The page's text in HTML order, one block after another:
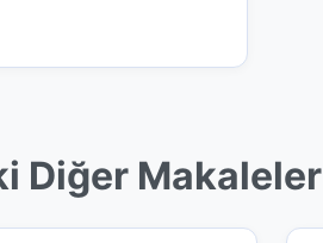
Diğer Makaleler